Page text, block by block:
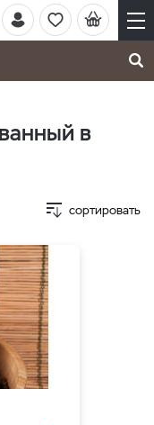
в
сортировать